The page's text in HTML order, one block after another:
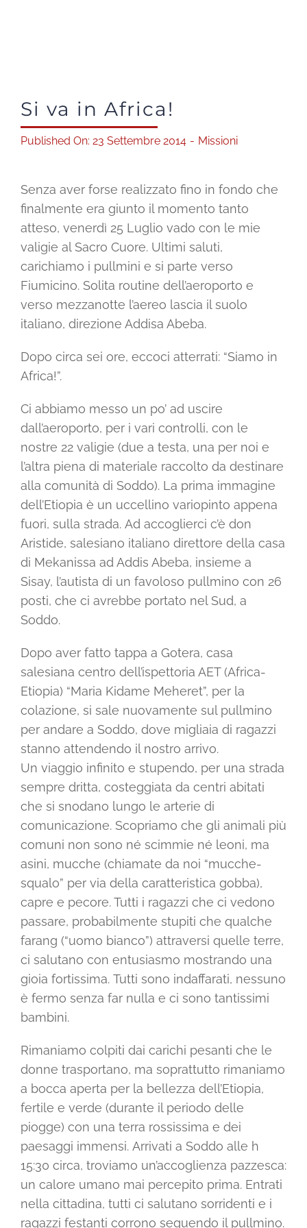
Dona ora
Contatti
CARRELLO
Officina Solidale
Si va in Africa!
Published On: 23 Settembre 2014 - Missioni
Senza aver forse realizzato fino in fondo che
finalmente era giunto il momento tanto
atteso, venerdì 25 Luglio vado con le mie
valigie al Sacro Cuore. Ultimi saluti,
carichiamo i pullmini e si parte verso
Fiumicino. Solita routine dell’aeroporto e
verso mezzanotte l’aereo lascia il suolo
italiano, direzione Addisa Abeba.
Dopo circa sei ore, eccoci atterrati: “Siamo in
Africa!”.
Ci abbiamo messo un po’ ad uscire
dall’aeroporto, per i vari controlli, con le
nostre 22 valigie (due a testa, una per noi e
l’altra piena di materiale raccolto da destinare
alla comunità di Soddo). La prima immagine
dell’Etiopia è un uccellino variopinto appena
fuori, sulla strada. Ad accoglierci c’è don
Aristide, salesiano italiano direttore della casa
di Mekanissa ad Addis Abeba, insieme a
Sisay, l’autista di un favoloso pullmino con 26
posti, che ci avrebbe portato nel Sud, a
Soddo.
Dopo aver fatto tappa a Gotera, casa
salesiana centro dell’ispettoria AET (Africa-
Etiopia) “Maria Kidame Meheret”, per la
colazione, si sale nuovamente sul pullmino
per andare a Soddo, dove migliaia di ragazzi
stanno attendendo il nostro arrivo.
Un viaggio infinito e stupendo, per una strada
sempre dritta, costeggiata da centri abitati
che si snodano lungo le arterie di
comunicazione. Scopriamo che gli animali più
comuni non sono né scimmie né leoni, ma
asini, mucche (chiamate da noi “mucche-
squalo” per via della caratteristica gobba),
capre e pecore. Tutti i ragazzi che ci vedono
passare, probabilmente stupiti che qualche
farang (“uomo bianco”) attraversi quelle terre,
ci salutano con entusiasmo mostrando una
gioia fortissima. Tutti sono indaffarati, nessuno
è fermo senza far nulla e ci sono tantissimi
bambini.
Rimaniamo colpiti dai carichi pesanti che le
donne trasportano, ma soprattutto rimaniamo
a bocca aperta per la bellezza dell’Etiopia,
fertile e verde (durante il periodo delle
piogge) con una terra rossissima e dei
paesaggi immensi. Arrivati a Soddo alle h
15:30 circa, troviamo un’accoglienza pazzesca:
un calore umano mai percepito prima. Entrati
nella cittadina, tutti ci salutano sorridenti e i
ragazzi festanti corrono seguendo il pullmino.